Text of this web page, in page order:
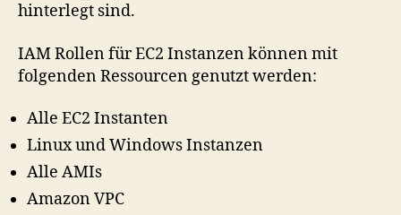
hinterlegt sind.
IAM Rollen für EC2 Instanzen können mit
folgenden Ressourcen genutzt werden:
Alle EC2 Instanten
Linux und Windows Instanzen
Alle AMIs
Amazon VPC